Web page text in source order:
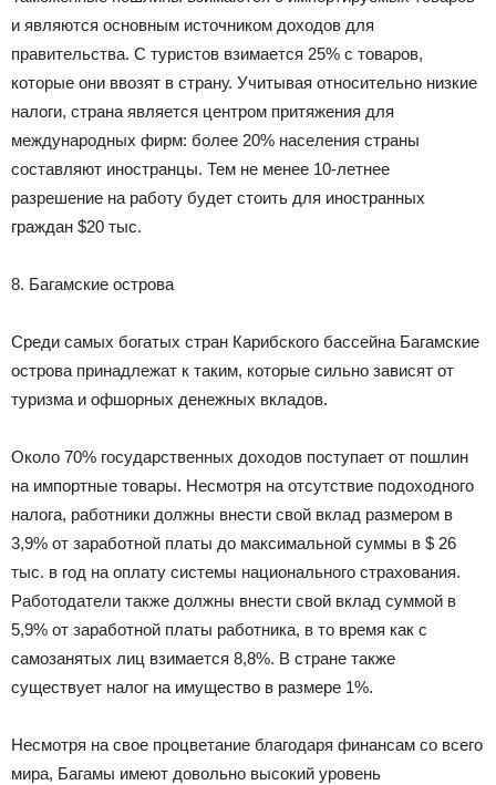
и являются основным источником доходов для
правительства. С туристов взимается 25% с товаров,
которые они ввозят в страну. Учитывая относительно низкие
налоги, страна является центром притяжения для
международных фирм: более 20% населения страны
составляют иностранцы. Тем не менее 10-летнее
разрешение на работу будет стоить для иностранных
граждан $20 тыс.
8. Багамские острова
Среди самых богатых стран Карибского бассейна Багамские
острова принадлежат к таким, которые сильно зависят от
туризма и офшорных денежных вкладов.
Около 70% государственных доходов поступает от пошлин
на импортные товары. Несмотря на отсутствие подоходного
налога, работники должны внести свой вклад размером в
3,9% от заработной платы до максимальной суммы в $ 26
тыс. в год на оплату системы национального страхования.
Работодатели также должны внести свой вклад суммой в
5,9% от заработной платы работника, в то время как с
самозанятых лиц взимается 8,8%. В стране также
существует налог на имущество в размере 1%.
Несмотря на свое процветание благодаря финансам со всего
мира, Багамы имеют довольно высокий уровень